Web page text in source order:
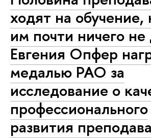
ходят на обучение,
им почти ничего не
Евгения Опфер
медалью РАО за
исследование о
профессионального
развития